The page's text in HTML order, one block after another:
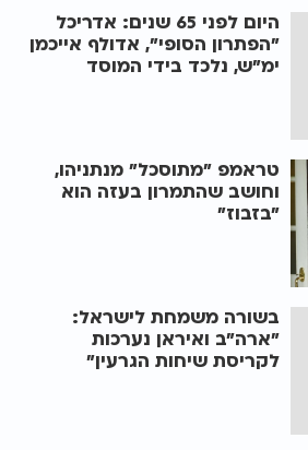
היום לפני 65 שנים: אדריכל
"הפתרון הסופי", אדולף אייכמן
ימ"ש, נלכד בידי המוסד
טראמפ "מתוסכל" מנתניהו,
וחושב שהתמרון בעזה הוא
"בזבוז"
בשורה משמחת לישראל:
"ארה"ב ואיראן נערכות
לקריסת שיחות הגרעין"